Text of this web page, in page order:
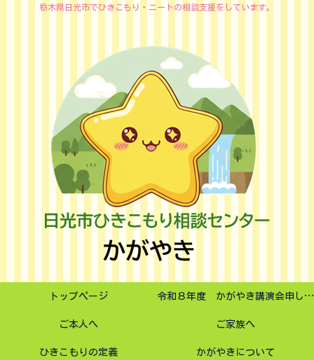
栃木県日光市でひきこもり・ニートの相談支援をしています。
トップページ 令和８年度 かがやき講演会申し込みフォーム
ご本人へ ご家族へ
ひきこもりの定義 かがやきについて